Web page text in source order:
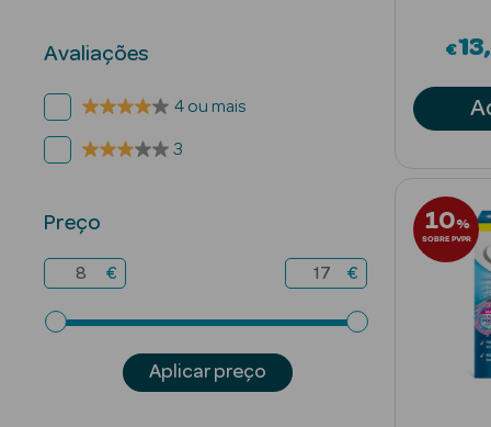
Avaliações
4 ou mais
3
Preço
€ €
Aplicar preço
€13
10%
SOBRE PVPR